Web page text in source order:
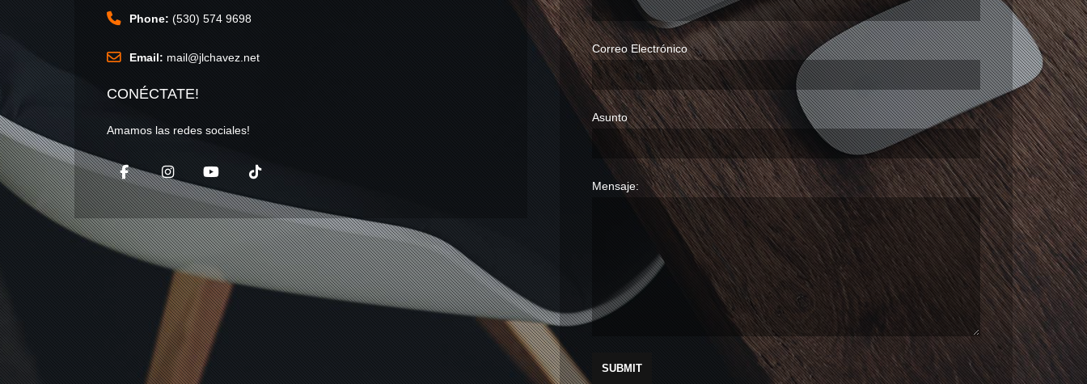
Phone: (530) 574 9698
Email: mail@jlchavez.net
CONÉCTATE!
Amamos las redes sociales!
Correo Electrónico
Asunto
Mensaje: